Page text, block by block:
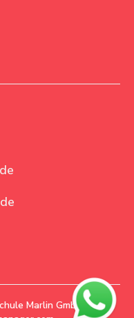
Marlin GmbH |